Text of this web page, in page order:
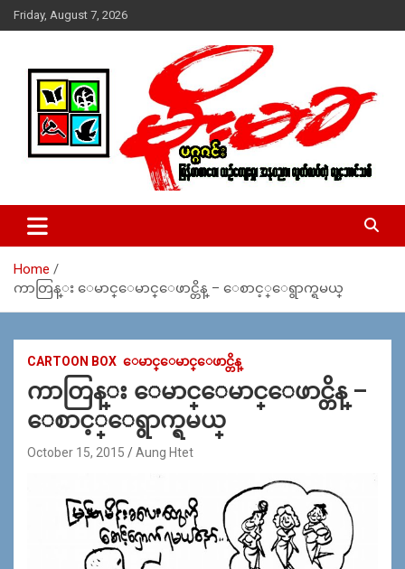
Skip
to
Friday, August 7, 2026
MoeMaKa Burmese News &
Media
ယ္ေရး – အမွတ္ ၂၅၄၊ ပထပ္၊ လမ္း ၄၀၊ ေက်ာက္တံတား၊ ရန္ကုန္။
(ဖုုံး – ၀၉ ၂၅၂ ၂၄၉ ၀၉၄ ၊ ၀၉ ၄၂၁ ၇၄၃ ၇၅၃ ၊ ၀၉ ၅၀၄ ၁၀ ၅၈) ျ
ဇာေစ်းသစ္ ။ ၀၉ ၇၈၆၈၃၇ ၃၀၅ / ၀၉ ၉၆၃၆၉၉၈၃၄
Home
ကာတြန္း ေမာင္ေမာင္ေဖာင္တိန္ – ေစာင့္ေရွာက္ရမယ္
CARTOON BOX ေမာင္ေမာင္ေဖာင္တိန္
ကာတြန္း ေမာင္ေမာင္ေဖာင္တိန္ –
ေစာင့္ေရွာက္ရမယ္
October 15, 2015 Aung Htet